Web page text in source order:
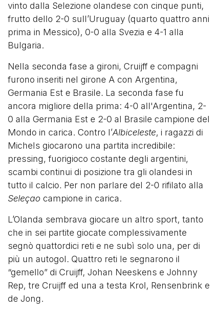
vinto dalla Selezione olandese con cinque punti,
frutto dello 2-0 sull’Uruguay (quarto quattro anni
prima in Messico), 0-0 alla Svezia e 4-1 alla
Bulgaria.
Nella seconda fase a gironi, Cruijff e compagni
furono inseriti nel girone A con Argentina,
Germania Est e Brasile. La seconda fase fu
ancora migliore della prima: 4-0 all'Argentina, 2-
0 alla Germania Est e 2-0 al Brasile campione del
Mondo in carica. Contro l’Albiceleste, i ragazzi di
Michels giocarono una partita incredibile:
pressing, fuorigioco costante degli argentini,
scambi continui di posizione tra gli olandesi in
tutto il calcio. Per non parlare del 2-0 rifilato alla
Seleçao campione in carica.
L’Olanda sembrava giocare un altro sport, tanto
che in sei partite giocate complessivamente
segnò quattordici reti e ne subì solo una, per di
più un autogol. Quattro reti le segnarono il
“gemello” di Cruijff, Johan Neeskens e Johnny
Rep, tre Cruijff ed una a testa Krol, Rensenbrink e
de Jong.